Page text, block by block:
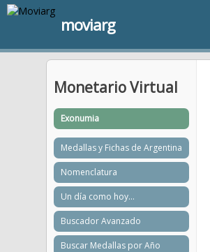
moviarg
Monetario Virtual
Exonumia
Medallas y Fichas de Argentina
Nomenclatura
Un día como hoy...
Buscador Avanzado
Buscar Medallas por Año